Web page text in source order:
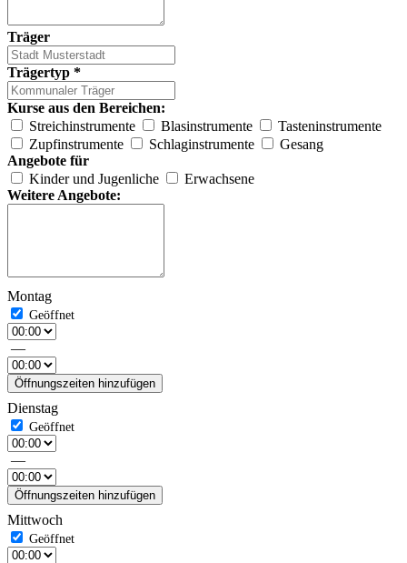
Träger
Trägertyp *
Kurse aus den Bereichen:
Streichinstrumente
Blasinstrumente
Tasteninstrumente
Zupfinstrumente
Schlaginstrumente
Gesang
Angebote für
Kinder und Jugenliche
Erwachsene
Weitere Angebote:
Montag
—
Öffnungszeiten hinzufügen
Dienstag
—
Öffnungszeiten hinzufügen
Mittwoch